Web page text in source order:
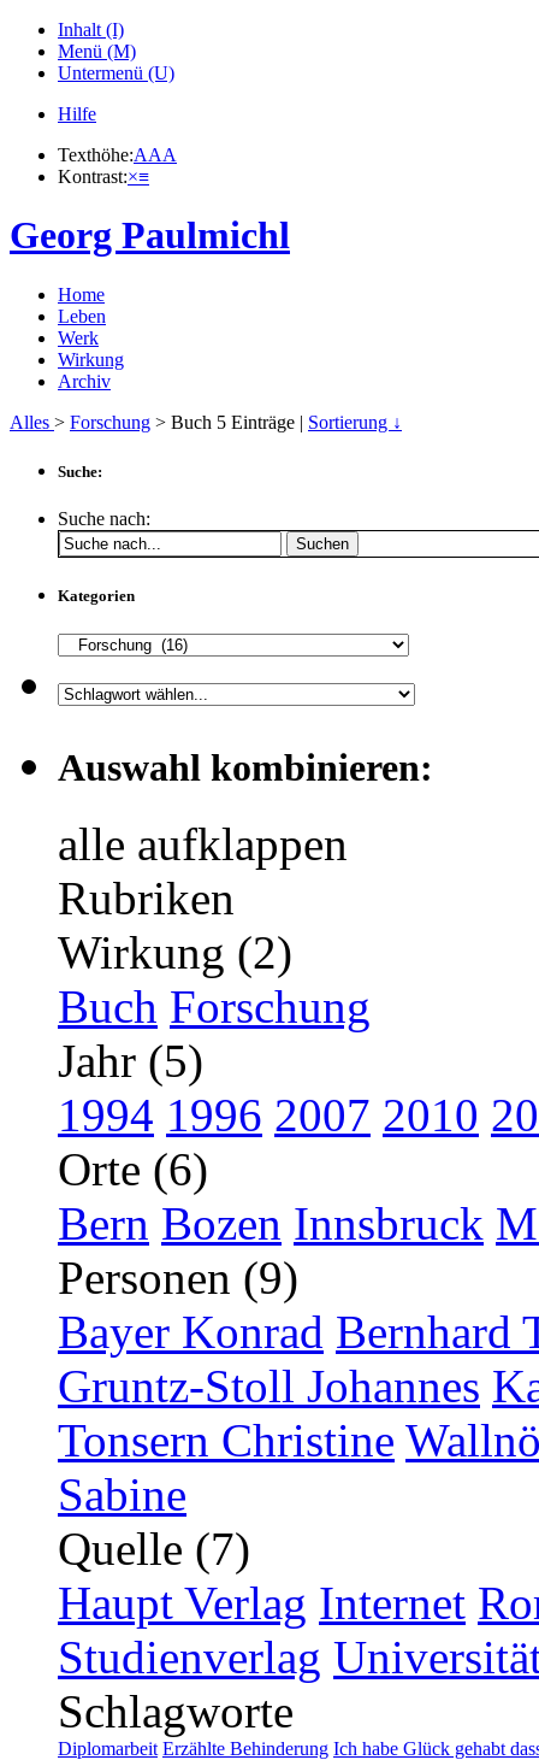
Inhalt (I)
Menü (M)
Untermenü (U)
Hilfe
Texthöhe:AAA
Kontrast:×≡
Georg Paulmichl
Home
Leben
Werk
Wirkung
Archiv
Alles > Forschung > Buch 5 Einträge | Sortierung ↓
Suche:
Suche nach:
Suchen
Kategorien
Auswahl kombinieren:
alle aufklappen
Rubriken
Wirkung (2)
Buch Forschung
Jahr (5)
1994 1996 2007 2010
Orte (6)
Bern Bozen Innsbruck
Personen (9)
Bayer Konrad Bernhard
Gruntz-Stoll Johannes
Tonsern Christine
Sabine
Quelle (7)
Haupt Verlag Internet
Studienverlag
Schlagworte
Diplomarbeit Erzählte Behinderung Ich habe Glück gehabt